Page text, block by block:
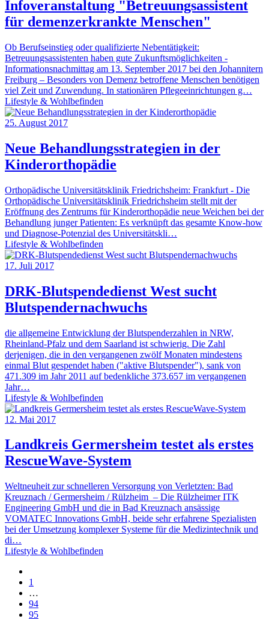
Infoveranstaltung "Betreuungsassistent
für demenzerkrankte Menschen"
Ob Berufseinstieg oder qualifizierte Nebentätigkeit:
Betreuungsassistenten haben gute Zukunftsmöglichkeiten -
Informationsnachmittag am 13. September 2017 bei den Johannitern
Freiburg – Besonders von Demenz betroffene Menschen benötigen
viel Zeit und Zuwendung. In stationären Pflegeeinrichtungen g…
Lifestyle & Wohlbefinden
25. August 2017
Neue Behandlungsstrategien in der
Kinderorthopädie
Orthopädische Universitätsklinik Friedrichsheim: Frankfurt - Die
Orthopädische Universitätsklinik Friedrichsheim stellt mit der
Eröffnung des Zentrums für Kinderorthopädie neue Weichen bei der
Behandlung junger Patienten: Es verknüpft das gesamte Know-how
und Diagnose-Potenzial des Universitätskli…
Lifestyle & Wohlbefinden
17. Juli 2017
DRK-Blutspendedienst West sucht
Blutspendernachwuchs
die allgemeine Entwicklung der Blutspenderzahlen in NRW,
Rheinland-Pfalz und dem Saarland ist schwierig. Die Zahl
derjenigen, die in den vergangenen zwölf Monaten mindestens
einmal Blut gespendet haben ("aktive Blutspender"), sank von
471.309 im Jahr 2011 auf bedenkliche 373.657 im vergangenen
Jahr…
Lifestyle & Wohlbefinden
12. Mai 2017
Landkreis Germersheim testet als erstes
RescueWave-System
Weltneuheit zur schnelleren Versorgung von Verletzten: Bad
Kreuznach / Germersheim / Rülzheim ‒ Die Rülzheimer ITK
Engineering GmbH und die in Bad Kreuznach ansässige
VOMATEC Innovations GmbH, beide sehr erfahrene Spezialisten
bei der Umsetzung komplexer Systeme für die Medizintechnik und
di…
Lifestyle & Wohlbefinden
1
…
94
95